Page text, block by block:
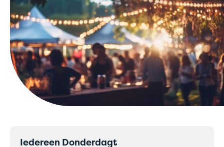
Iedereen Donderdagt